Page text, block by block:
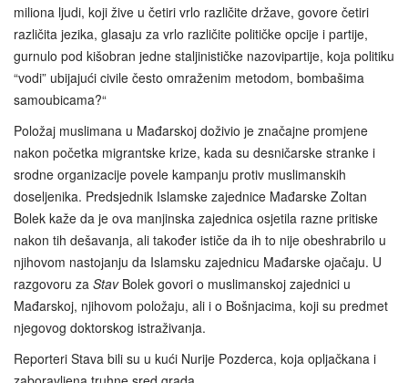
miliona ljudi, koji žive u četiri vrlo različite države, govore četiri
različita jezika, glasaju za vrlo različite političke opcije i partije,
gurnulo pod kišobran jedne staljinističke nazovipartije, koja politiku
“vodi” ubijajući civile često omraženim metodom, bombašima
samoubicama?“
Položaj muslimana u Mađarskoj doživio je značajne promjene
nakon početka migrantske krize, kada su desničarske stranke i
srodne organizacije povele kampanju protiv muslimanskih
doseljenika. Predsjednik Islamske zajednice Mađarske Zoltan
Bolek kaže da je ova manjinska zajednica osjetila razne pritiske
nakon tih dešavanja, ali također ističe da ih to nije obeshrabrilo u
njihovom nastojanju da Islamsku zajednicu Mađarske ojačaju. U
razgovoru za StavBolek govori o muslimanskoj zajednici u
Mađarskoj, njihovom položaju, ali i o Bošnjacima, koji su predmet
njegovog doktorskog istraživanja.
Reporteri Stava bili su u kući Nurije Pozderca, koja opljačkana i